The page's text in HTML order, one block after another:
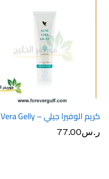
كريم الوفيرا جيلي – Aloe Vera Gelly
ر.س77.00